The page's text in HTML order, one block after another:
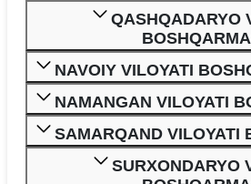
QASHQADARYO
NAVOIY VILOYATI
NAMANGAN VILOYATI
SAMARQAND VILOYATI
SURXONDARYO